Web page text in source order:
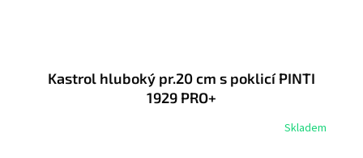
Kastrol hluboký pr.20 cm s poklicí PINTI
1929 PRO+
Skladem